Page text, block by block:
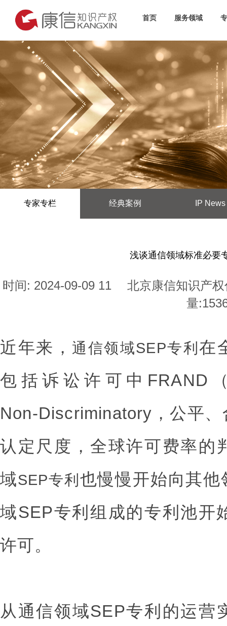
首页 服务领域
专家专栏 经典案例 IP News
浅谈通信领域标准必要
时间: 2024-09-09 11
北京康信知识产
量:
近年来， 通信领域SEP专利在
包括诉讼许可中FRAND
Non-Discriminatory，公平
认定尺度，全球许可费率的
域SEP专利 也慢慢开始向其
域SEP专利组成的专利池开
许可。
从通信领域SEP专利的运营